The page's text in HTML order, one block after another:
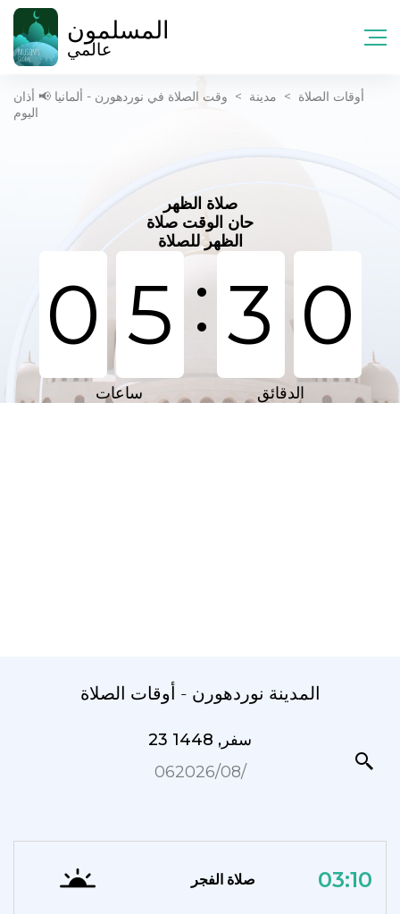
المسلمون
عالمي
أوقات الصلاة > مدينة > وقت الصلاة في نوردهورن - ألمانيا 📢 أذان
اليوم
صلاة الظهر
حان الوقت صلاة
الظهر للصلاة
0 5 : 3 0
ساعات الدقائق
المدينة نوردهورن - أوقات الصلاة
23 سفر, 1448
06‏/08‏/2026
صلاة الفجر 03:10